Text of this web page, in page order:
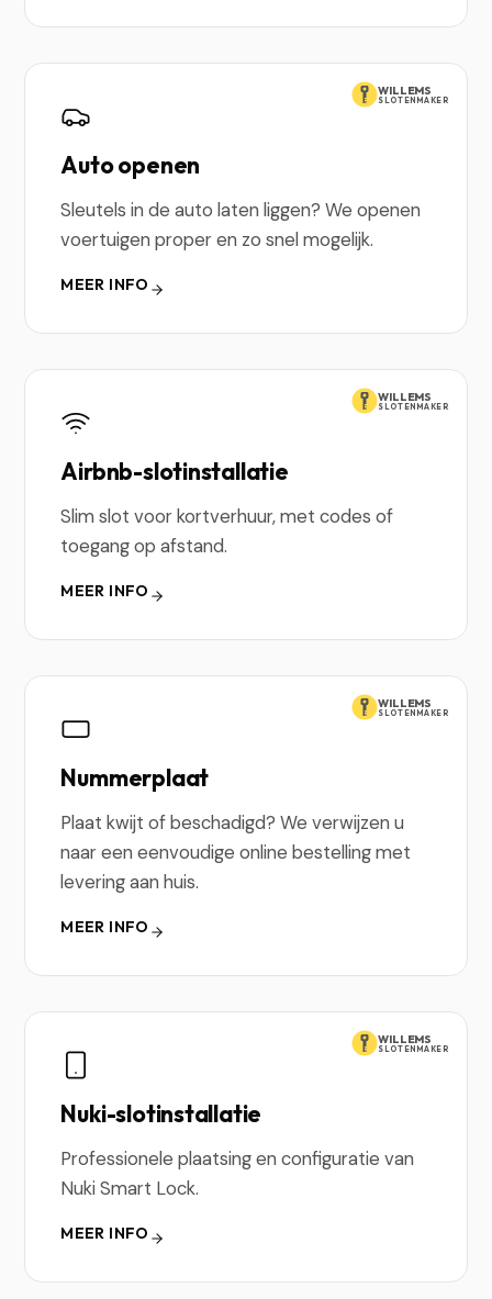
WILLEMS
SLOTENMAKER
Auto openen
Sleutels in de auto laten liggen? We openen
voertuigen proper en zo snel mogelijk.
MEER INFO
WILLEMS
SLOTENMAKER
Airbnb-slotinstallatie
Slim slot voor kortverhuur, met codes of
toegang op afstand.
MEER INFO
WILLEMS
SLOTENMAKER
Nummerplaat
Plaat kwijt of beschadigd? We verwijzen u
naar een eenvoudige online bestelling met
levering aan huis.
MEER INFO
WILLEMS
SLOTENMAKER
Nuki-slotinstallatie
Professionele plaatsing en configuratie van
Nuki Smart Lock.
MEER INFO